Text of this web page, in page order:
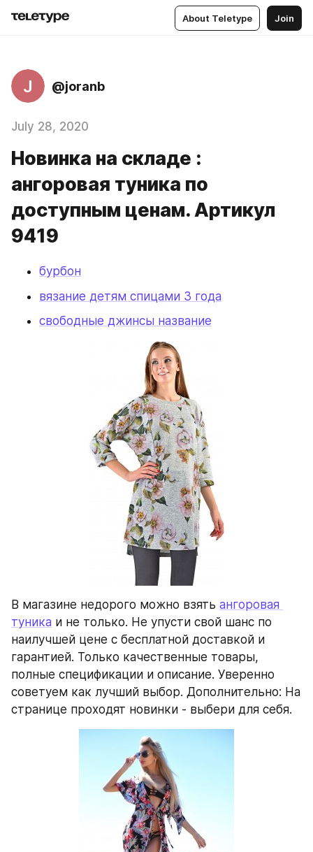
About Teletype Join
J @joranb
July 28, 2020
Новинка на складе :
ангоровая туника по
доступным ценам. Артикул
9419
бурбон
вязание детям спицами 3 года
свободные джинсы название
В магазине недорого можно взять ангоровая
туника и не только. Не упусти свой шанс по
наилучшей цене с бесплатной доставкой и
гарантией. Только качественные товары,
полные спецификации и описание. Уверенно
советуем как лучший выбор. Дополнительно: На
странице проходят новинки - выбери для себя.